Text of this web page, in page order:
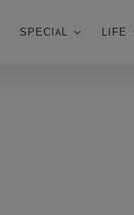
SPECIAL LIFE